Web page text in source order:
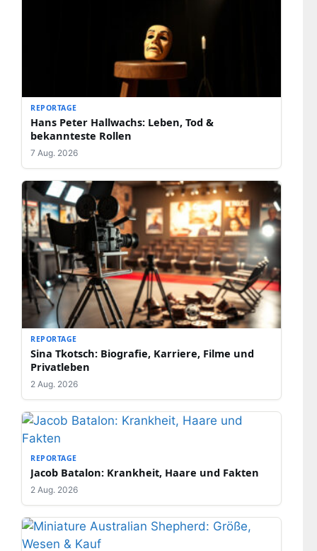
REPORTAGE
Hans Peter Hallwachs: Leben, Tod &
bekannteste Rollen
7 Aug. 2026
REPORTAGE
Sina Tkotsch: Biografie, Karriere, Filme und
Privatleben
2 Aug. 2026
REPORTAGE
Jacob Batalon: Krankheit, Haare und Fakten
2 Aug. 2026